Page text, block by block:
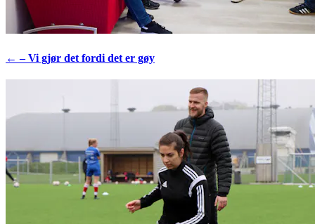
← – Vi gjør det fordi det er gøy